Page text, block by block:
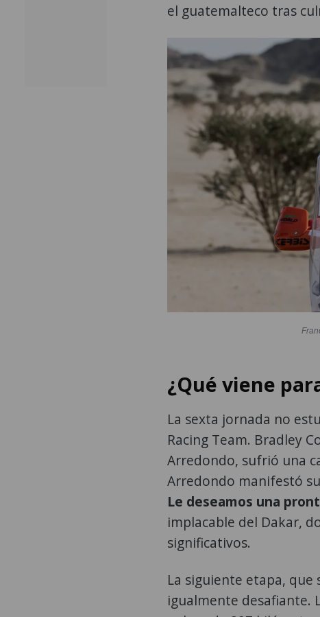
el guatemalteco tras
¿Qué viene
La sexta jornada no
Racing Team. Bradley
Arredondo, sufrió una
Arredondo manifestó
Le deseamos una
implacable del Dakar,
significativos.
La siguiente etapa,
igualmente desafiante.